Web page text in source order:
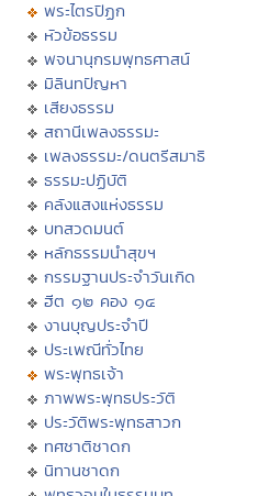
พระไตรปิฏก
หัวข้อธรรม
พจนานุกรมพุทธศาสน์
มิลินทปัญหา
เสียงธรรม
สถานีเพลงธรรมะ
เพลงธรรมะ/ดนตรีสมาธิ
ธรรมะปฏิบัติ
คลังแสงแห่งธรรม
บทสวดมนต์
หลักธรรมนำสุขฯ
กรรมฐานประจำวันเกิด
ฮีต ๑๒ คอง ๑๔
งานบุญประจำปี
ประเพณีทั่วไทย
พระพุทธเจ้า
ภาพพระพุทธประวัติ
ประวัติพระพุทธสาวก
ทศชาติชาดก
นิทานชาดก